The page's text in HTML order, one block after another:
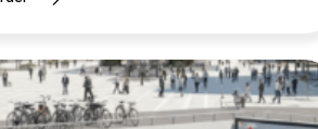
structuur niet […]